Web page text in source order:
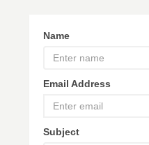
Name
Email Address
Subject